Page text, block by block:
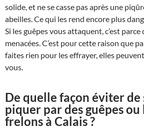
solide, et ne se casse pas après une
abeilles. Ce qui les rend encore plus
Si les guêpes vous attaquent, c’est parce
menacées. C’est pour cette raison que
faites rien pour les effrayer, elles peuvent
vous.
De quelle façon éviter de
piquer par des guêpes ou
frelons à Calais ?